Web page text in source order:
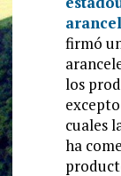
firmó
los
cuales
ha